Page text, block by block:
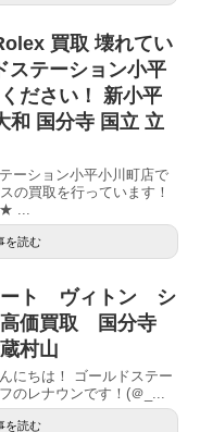
買取 壊れてい
ステーション小平
ださい！ 新小平
和 国分寺 国立 立
ーション小平小川町店で
の買取を行っています！
★ ...
を読む
ト ヴィトン シ
価買取 国分寺
村山
にちは！ ゴールドステー
のレナウンです！(＠_...
を読む